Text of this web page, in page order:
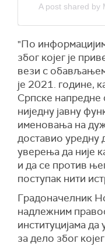
A post shared
"По
због којег је
вези с
је 2021. године,
Српске напредне
ниједну јавну
именовања на
доставио уредну
уверења да није
и да се против
поступак нити
Градоначелник
надлежним
институцијамада
за дело због